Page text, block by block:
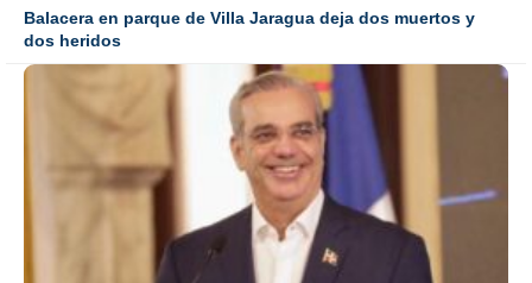
Balacera en parque de Villa Jaragua deja dos muertos y
dos heridos